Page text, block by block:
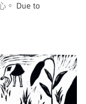
。 Due to